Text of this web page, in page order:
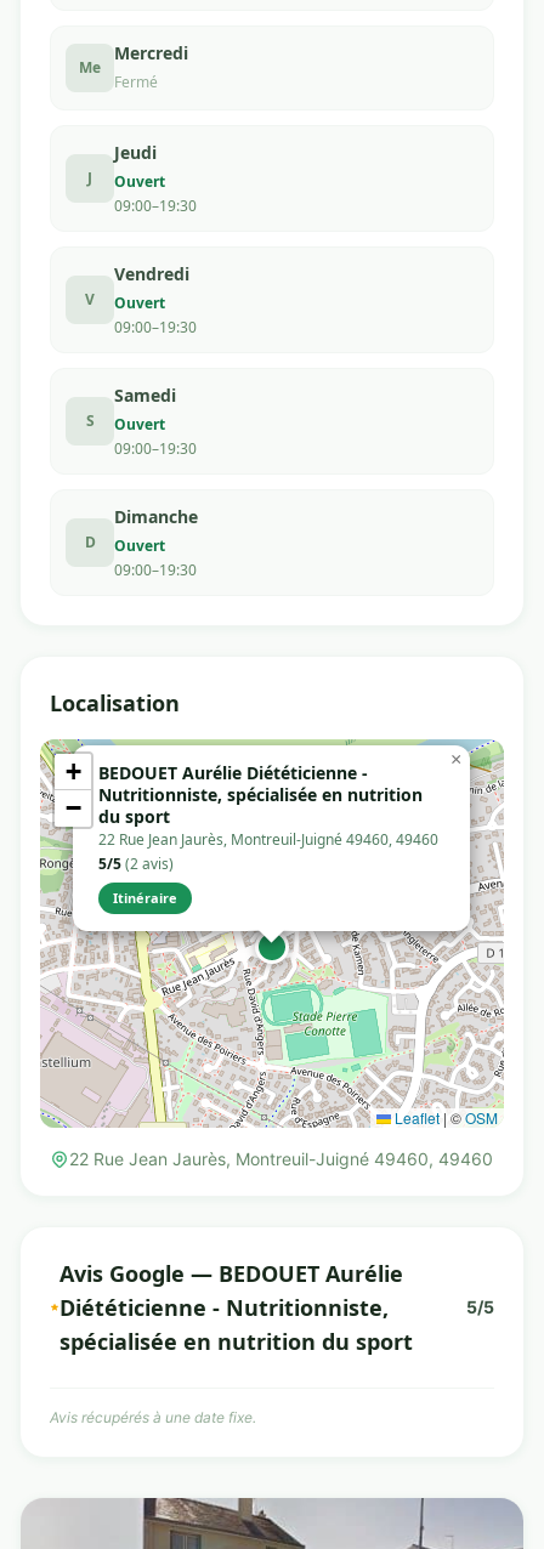
Me
Mercredi
Fermé
J
Jeudi
Ouvert
09:00–19:30
V
Vendredi
Ouvert
09:00–19:30
S
Samedi
Ouvert
09:00–19:30
D
Dimanche
Ouvert
09:00–19:30
Localisation
BEDOUET Aurélie Diététicienne -
Nutritionniste, spécialisée en nutrition
du sport
22 Rue Jean Jaurès, Montreuil-Juigné 49460, 49460
5/5(2 avis)
Itinéraire
×
+
−
Leaflet | ©OSM
22 Rue Jean Jaurès, Montreuil-Juigné 49460, 49460
Avis Google — BEDOUET Aurélie
Diététicienne - Nutritionniste,
spécialisée en nutrition du sport
5/5
Avis récupérés à une date fixe.